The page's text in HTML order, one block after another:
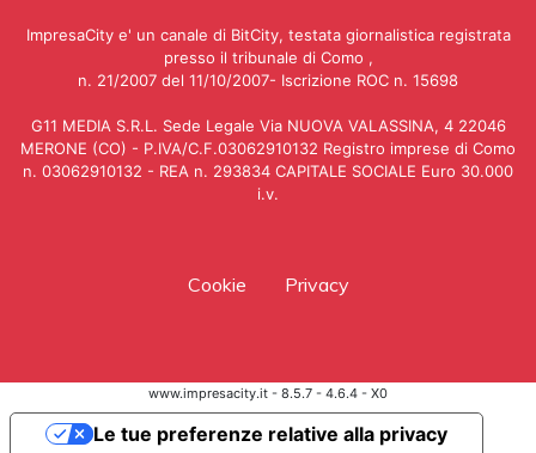
ImpresaCity e' un canale di BitCity, testata giornalistica registrata
presso il tribunale di Como ,
n. 21/2007 del 11/10/2007- Iscrizione ROC n. 15698
G11 MEDIA S.R.L. Sede Legale Via NUOVA VALASSINA, 4 22046
MERONE (CO) - P.IVA/C.F.03062910132 Registro imprese di Como
n. 03062910132 - REA n. 293834 CAPITALE SOCIALE Euro 30.000
i.v.
Cookie Privacy
www.impresacity.it - 8.5.7 - 4.6.4 - X0
Le tue preferenze relative alla privacy